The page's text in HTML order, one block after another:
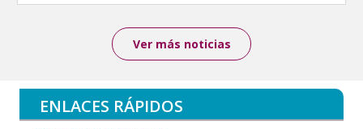
Ver más noticias
ENLACES RÁPIDOS